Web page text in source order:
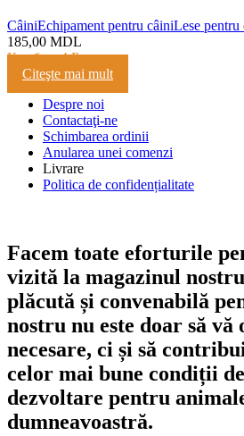
CâiniEchipament pentru câiniLese pentru
185,00 MDL
Кешбэк:4 Балла
Citeşte mai mult
Despre noi
Contactaţi-ne
Schimbarea ordinii
Anularea unei comenzi
Livrare
Politica de confidențialitate
Facem toate eforturile
vizită la magazinul
plăcută și convenabilă
nostru nu este doar să
necesare, ci și să
celor mai bune condiții
dezvoltare pentru
dumneavoastră.